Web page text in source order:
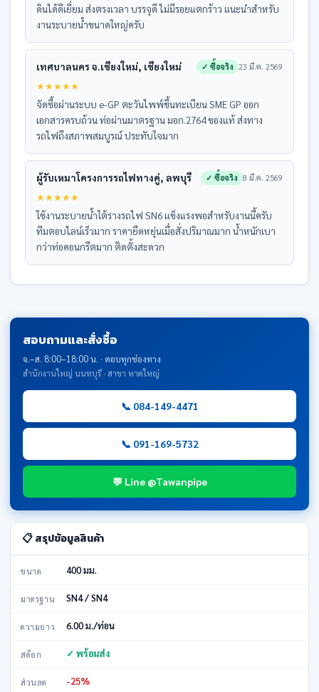
ดินได้ดีเยี่ยม ส่งตรงเวลา บรรจุดี ไม่มีรอยแตกร้าว แนะนำสำหรับ
งานระบายน้ำขนาดใหญ่ครับ
เทศบาลนคร จ.เชียงใหม่, เชียงใหม่ ✓ ซื้อจริง 23 มี.ค. 2569
★★★★★
จัดซื้อผ่านระบบ e-GP ตะวันไพพ์ขึ้นทะเบียน SME GP ออก
เอกสารครบถ้วน ท่อผ่านมาตรฐาน มอก.2764 ของแท้ ส่งทาง
รถไฟถึงสภาพสมบูรณ์ ประทับใจมาก
ผู้รับเหมาโครงการรถไฟทางคู่, ลพบุรี ✓ ซื้อจริง 8 มี.ค. 2569
★★★★★
ใช้งานระบายน้ำใต้รางรถไฟ SN6 แข็งแรงพอสำหรับงานนี้ครับ
ทีมตอบไลน์เร็วมาก ราคายืดหยุ่นเมื่อสั่งปริมาณมาก น้ำหนักเบา
กว่าท่อคอนกรีตมาก ติดตั้งสะดวก
สอบถามและสั่งซื้อ
จ.–ส. 8:00–18:00 น. · ตอบทุกช่องทาง
สำนักงานใหญ่ นนทบุรี · สาขา หาดใหญ่
📞 084-149-4471
📞 091-169-5732
💬 Line @Tawanpipe
📋 สรุปข้อมูลสินค้า
ขนาด 400 มม.
มาตรฐาน SN4 / SN4
ความยาว 6.00 ม./ท่อน
สต็อก ✓ พร้อมส่ง
ส่วนลด -25%